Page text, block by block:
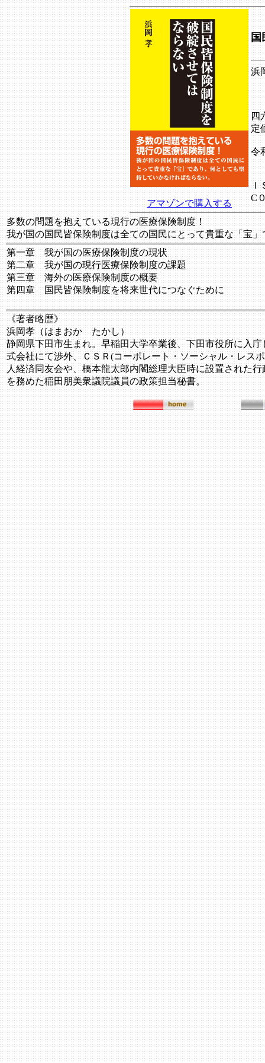
アマゾンで購入する
国
浜
四
定
令
Ｉ
C
多数の問題を抱えている現行の医療保険制度！
我が国の国民皆保険制度は全ての国民にとって貴重な「宝
第一章 我が国の医療保険制度の現状
第二章 我が国の現行医療保険制度の課題
第三章 海外の医療保険制度の概要
第四章 国民皆保険制度を将来世代につなぐために
《著者略歴》
浜岡孝（はまおか たかし）
静岡県下田市生まれ。早稲田大学卒業後、下田市役所に入
式会社にて渉外、ＣＳＲ(コーポレート・ソーシャル・レス
人経済同友会や、橋本龍太郎内閣総理大臣時に設置された
を務めた稲田朋美衆議院議員の政策担当秘書。